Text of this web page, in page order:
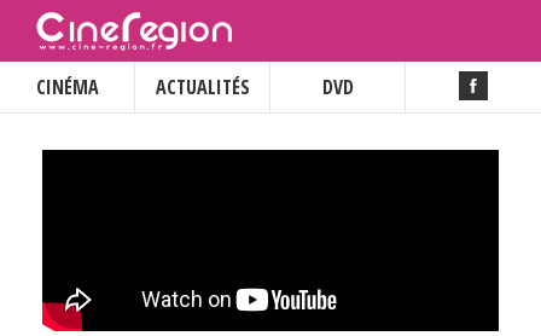
CINÉMA ACTUALITÉS DVD